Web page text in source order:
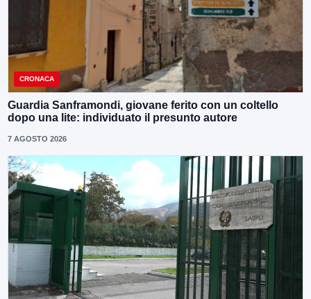
CRONACA
Guardia Sanframondi, giovane ferito con un coltello
dopo una lite: individuato il presunto autore
7 AGOSTO 2026